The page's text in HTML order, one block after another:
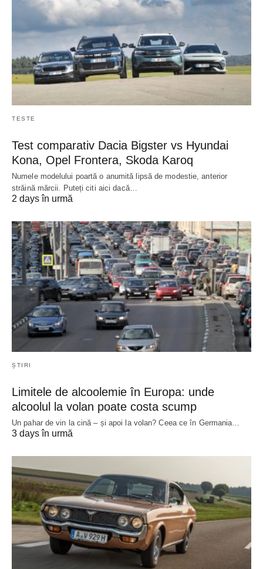
TESTE
Test comparativ Dacia Bigster vs Hyundai
Kona, Opel Frontera, Skoda Karoq
Numele modelului poartă o anumită lipsă de modestie, anterior
străină mărcii. Puteți citi aici dacă…
2 days în urmă
ȘTIRI
Limitele de alcoolemie în Europa: unde
alcoolul la volan poate costa scump
Un pahar de vin la cină – și apoi la volan? Ceea ce în Germania…
3 days în urmă